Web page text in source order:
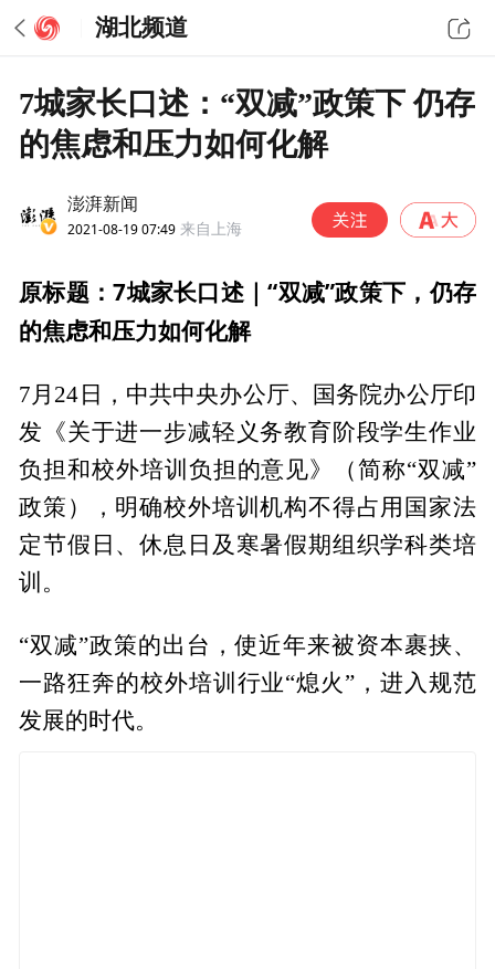
湖北频道
7城家长口述：“双减”政策下 仍存
的焦虑和压力如何化解
澎湃新闻
2021-08-19 07:49 来自上海
原标题：7城家长口述｜“双减”政策下，仍存
的焦虑和压力如何化解
7月24日，中共中央办公厅、国务院办公厅印
发《关于进一步减轻义务教育阶段学生作业
负担和校外培训负担的意见》（简称“双减”
政策），明确校外培训机构不得占用国家法
定节假日、休息日及寒暑假期组织学科类培
训。
“双减”政策的出台，使近年来被资本裹挟、
一路狂奔的校外培训行业“熄火”，进入规范
发展的时代。